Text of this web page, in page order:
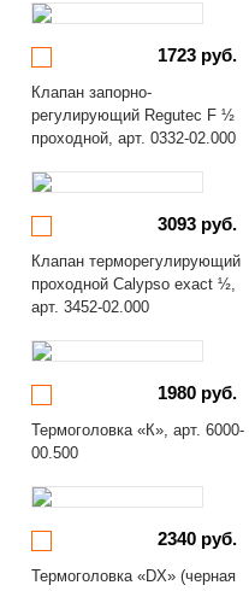
1723 руб.
Клапан запорно-
регулирующий Regutec F ½
проходной, арт. 0332-02.000
3093 руб.
Клапан терморегулирующий
проходной Calypso exact ½,
арт. 3452-02.000
1980 руб.
Термоголовка «К», арт. 6000-
00.500
2340 руб.
Термоголовка «DX» (черная